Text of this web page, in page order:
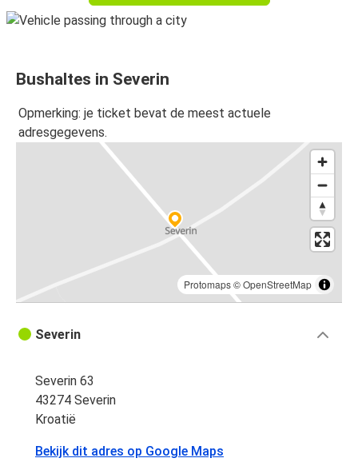
Bushaltes in Severin
Opmerking: je ticket bevat de meest actuele
adresgegevens.
Protomaps©OpenStreetMap
Severin
Severin 63
43274 Severin
Kroatië
Bekijk dit adres op Google Maps